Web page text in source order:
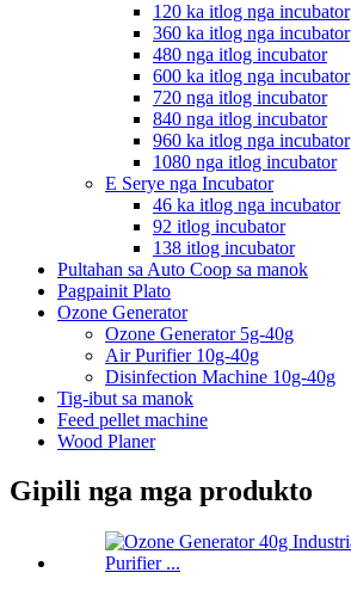
120 ka itlog nga incubator
360 ka itlog nga incubator
480 nga itlog incubator
600 ka itlog nga incubator
720 nga itlog incubator
840 nga itlog incubator
960 ka itlog nga incubator
1080 nga itlog incubator
E Serye nga Incubator
46 ka itlog nga incubator
92 itlog incubator
138 itlog incubator
Pultahan sa Auto Coop sa manok
Pagpainit Plato
Ozone Generator
Ozone Generator 5g-40g
Air Purifier 10g-40g
Disinfection Machine 10g-40g
Tig-ibut sa manok
Feed pellet machine
Wood Planer
Gipili nga mga produkto